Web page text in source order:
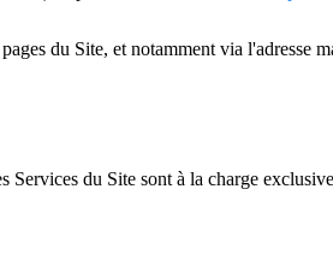
du Site, et notamment via l'adresse
du Site sont à la charge